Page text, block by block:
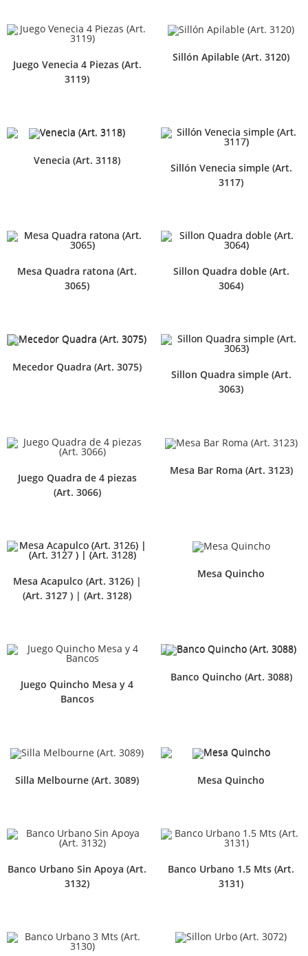
Juego Venecia 4 Piezas (Art.
3119)
Sillón Apilable (Art. 3120)
Venecia (Art. 3118)
Sillón Venecia simple (Art.
3117)
Mesa Quadra ratona (Art.
3065)
Sillon Quadra doble (Art.
3064)
Mecedor Quadra (Art. 3075)
Sillon Quadra simple (Art.
3063)
Juego Quadra de 4 piezas
(Art. 3066)
Mesa Bar Roma (Art. 3123)
Mesa Acapulco (Art. 3126) |
(Art. 3127 ) | (Art. 3128)
Mesa Quincho
Juego Quincho Mesa y 4
Bancos
Banco Quincho (Art. 3088)
Silla Melbourne (Art. 3089) Mesa Quincho
Banco Urbano Sin Apoya (Art.
3132)
Banco Urbano 1.5 Mts (Art.
3131)